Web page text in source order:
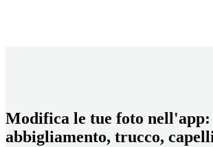
Modifica le tue foto nell'app:
abbigliamento, trucco,